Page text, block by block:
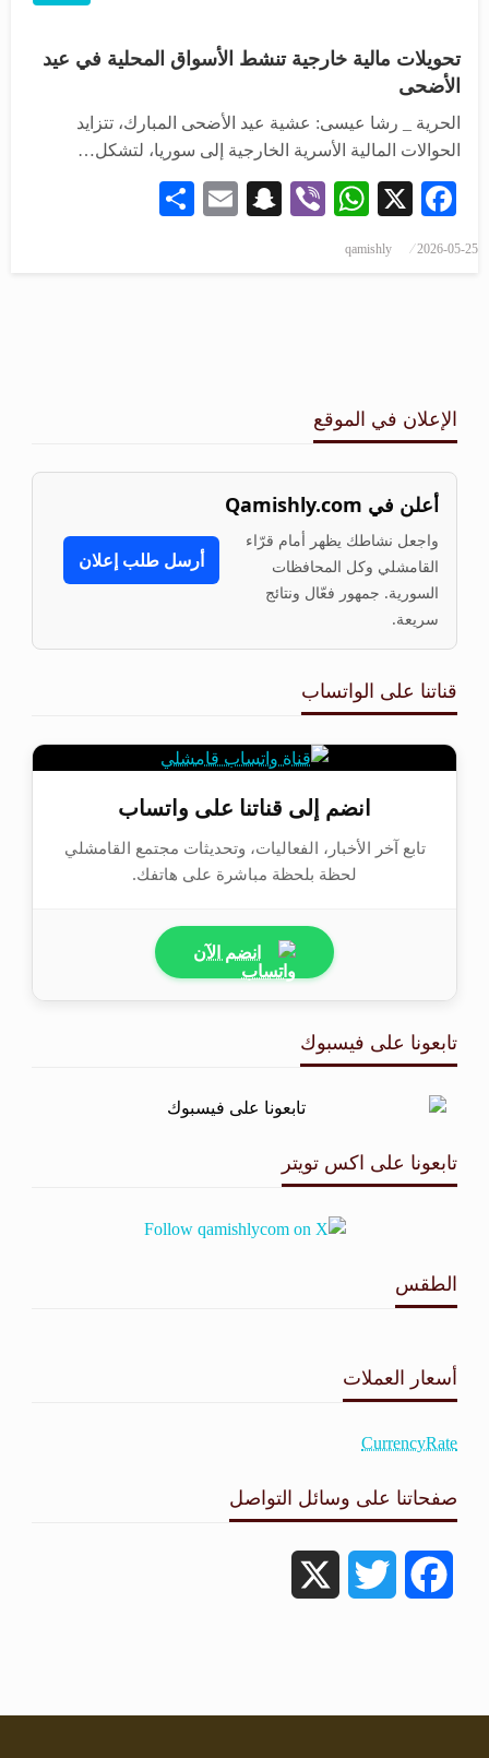
تحويلات مالية خارجية تنشط الأسواق المحلية في عيد
الأضحى
الحرية _ رشا عيسى: عشية عيد الأضحى المبارك، تتزايد
الحوالات المالية الأسرية الخارجية إلى سوريا، لتشكل…
Facebook
X
WhatsApp
Viber
Snapchat
Email
نُشر
2026-05-25
qamishly
الإعلان في الموقع
أعلن في Qamishly.com
واجعل نشاطك يظهر أمام قرّاء
القامشلي وكل المحافظات
السورية. جمهور فعّال ونتائج
سريعة.
أرسل طلب إعلان
قناتنا على الواتساب
انضم إلى قناتنا على واتساب
تابع آخر الأخبار، الفعاليات، وتحديثات مجتمع القامشلي
لحظة بلحظة مباشرة على هاتفك.
انضم الآن
تابعونا على فيسبوك
تابعونا على اكس تويتر
الطقس
أسعار العملات
CurrencyRate
صفحاتنا على وسائل التواصل
Facebook
Twitter